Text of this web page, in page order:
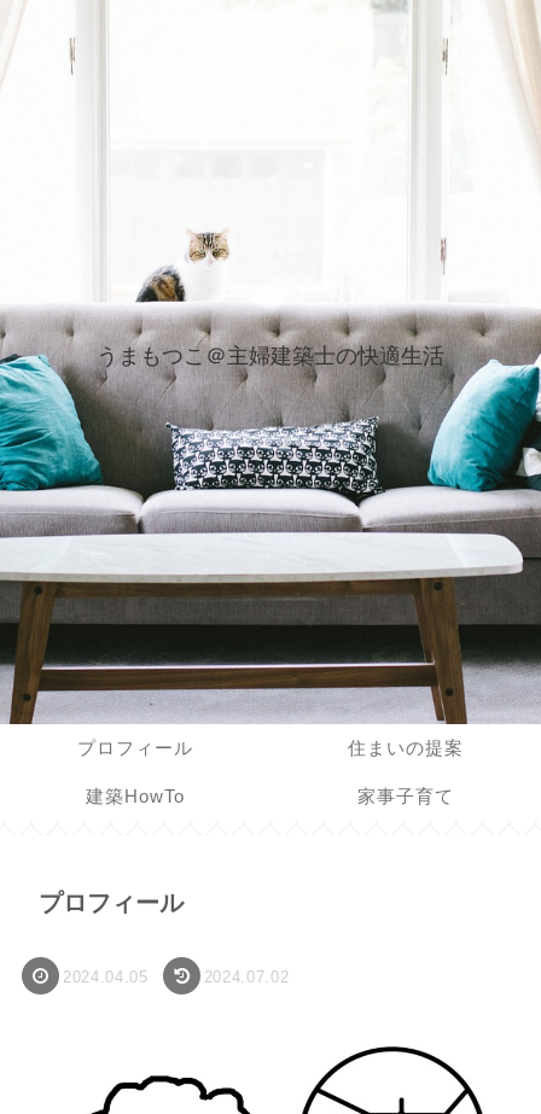
うまもつこ＠主婦建築士の快適生活
プロフィール 住まいの提案
建築HowTo 家事子育て
プロフィール
2024.04.05 2024.07.02